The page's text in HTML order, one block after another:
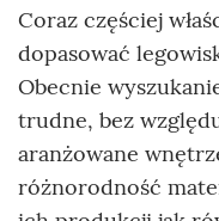
Coraz częściej
dopasować
Obecnie
trudne, bez
aranżowane
różnorodność